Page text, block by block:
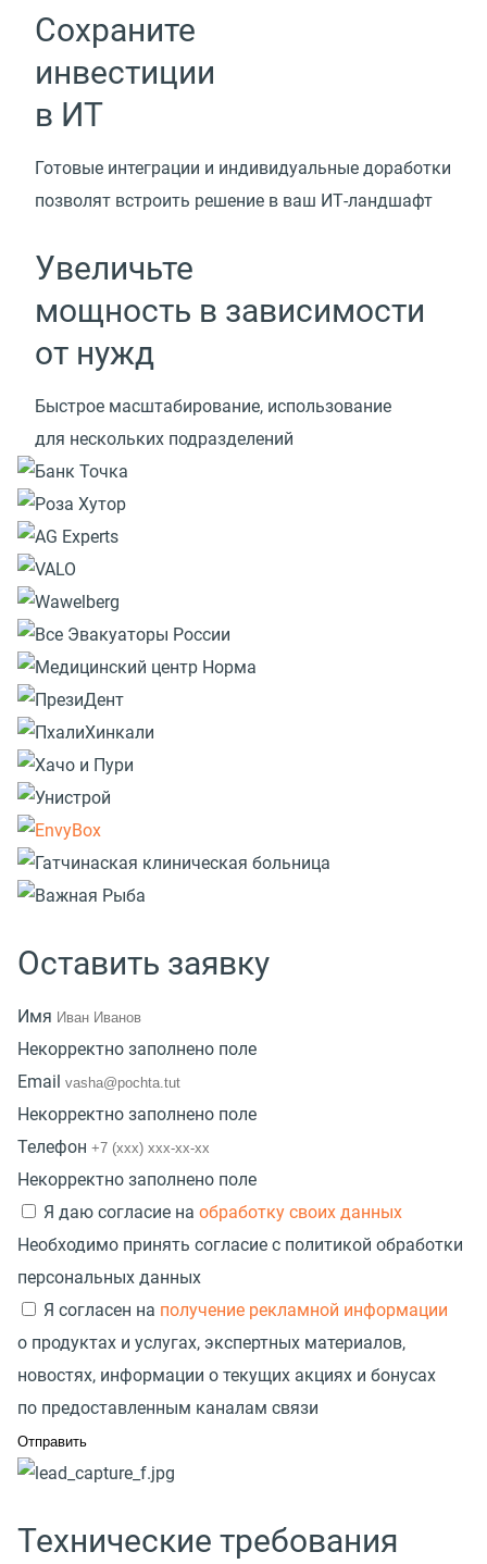
Сохраните
инвестиции
в ИТ
Готовые интеграции и индивидуальные доработки
позволят встроить решение в ваш ИТ-ландшафт
Увеличьте
мощность в зависимости
от нужд
Быстрое масштабирование, использование
для нескольких подразделений
Оставить заявку
Имя
Некорректно заполнено поле
Email
Некорректно заполнено поле
Телефон
Некорректно заполнено поле
Я даю согласие на обработку своих данных
Необходимо принять согласие с политикой обработки
персональных данных
Я согласен на получение рекламной информации
о продуктах и услугах, экспертных материалов,
новостях, информации о текущих акциях и бонусах
по предоставленным каналам связи
Технические требования